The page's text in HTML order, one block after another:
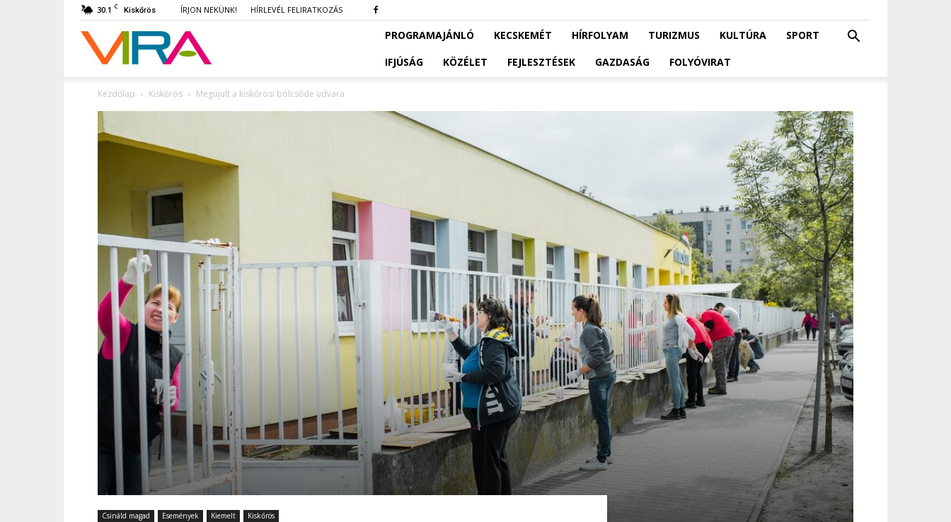
30.1 C Kiskőrös ÍRJON NEKÜNK! HÍRLEVÉL FELIRATKOZÁS
VIRA PROGRAMAJÁNLÓ KECSKEMÉT HÍRFOLYAM TURIZMUS KULTÚRA
SPORT
IFJÚSÁG
KÖZÉLET FEJLESZTÉSEK GAZDASÁG FOLYÓVIRAT
Kezdőlap Kiskőrös Megújult a kiskőrösi bölcsőde udvara
Csináld magad Események Kiemelt Kiskőrös